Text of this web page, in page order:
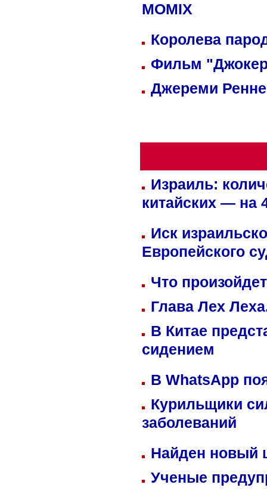
MOMIX
Королева
Фильм
Джереми
Израиль:
китайских — на
Иск
Европейского
Что
Глава Лех
В Китае
сидением
В WhatsApp
Курильщики
заболеваний
Найден
Ученые